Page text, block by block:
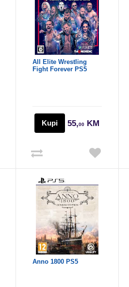
All Elite Wrestling
Fight Forever PS5
Kupi 55,00 KM
Anno 1800 PS5